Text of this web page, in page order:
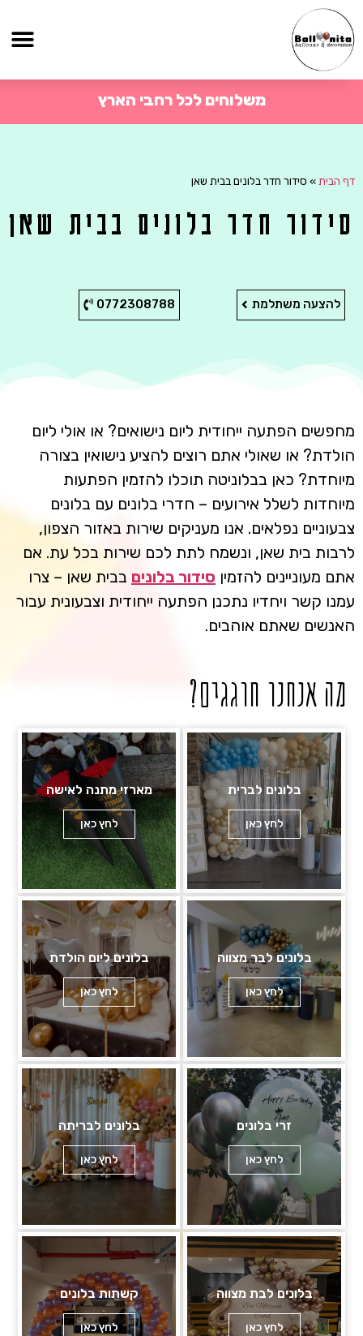
משלוחים לכל רחבי הארץ
דף הבית» סידור חדר בלונים בבית שאן
סידור חדר בלונים בבית שאן
להצעה משתלמת 0772308788
מחפשים הפתעה ייחודית ליום נישואים? או אולי ליום
הולדת? או שאולי אתם רוצים להציע נישואין בצורה
מיוחדת? כאן בבלוניטה תוכלו להזמין הפתעות
מיוחדות לשלל אירועים – חדרי בלונים עם בלונים
צבעוניים נפלאים. אנו מעניקים שירות באזור הצפון,
לרבות בית שאן, ונשמח לתת לכם שירות בכל עת. אם
אתם מעוניינים להזמין סידור בלונים בבית שאן – צרו
עמנו קשר ויחדיו נתכנן הפתעה ייחודית וצבעונית עבור
האנשים שאתם אוהבים.
מה אנחנו חוגגים?
בלונים לברית
לחץ כאן
מארזי מתנה לאישה
לחץ כאן
בלונים לבר מצווה
לחץ כאן
בלונים ליום הולדת
לחץ כאן
זרי בלונים
לחץ כאן
בלונים לבריתה
לחץ כאן
בלונים לבת מצווה
לחץ כאן
קשתות בלונים
לחץ כאן